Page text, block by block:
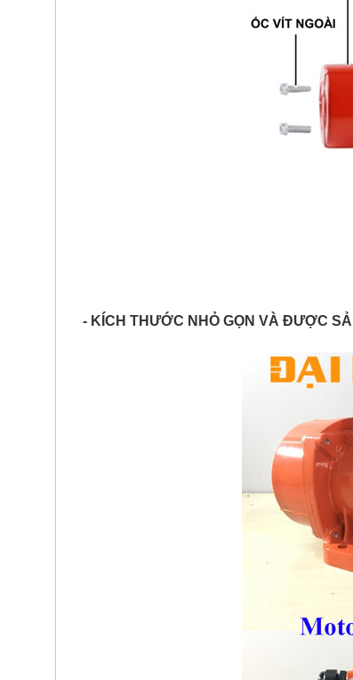
- KÍCH THƯỚC NHỎ GỌN VÀ ĐƯỢC